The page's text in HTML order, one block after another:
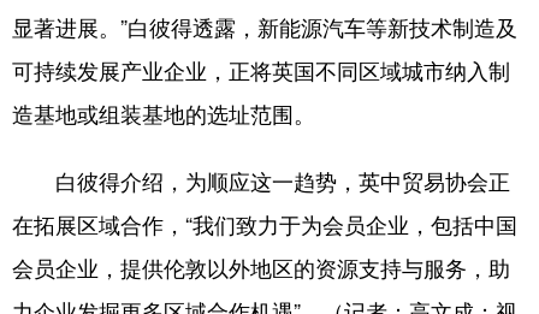
显著进展。”白彼得透露，新能源汽车等新技术制造及
可持续发展产业企业，正将英国不同区域城市纳入制
造基地或组装基地的选址范围。
白彼得介绍，为顺应这一趋势，英中贸易协会正
在拓展区域合作，“我们致力于为会员企业，包括中国
会员企业，提供伦敦以外地区的资源支持与服务，助